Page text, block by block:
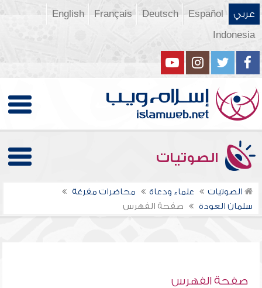
عربي Español
Deutsch
Français
English
Indonesia
الصوتيات
الصوتيات علماء ودعاة
محاضرات مفرغة
سلمان العودة
صفحة الفهرس
صفحة الفهرس